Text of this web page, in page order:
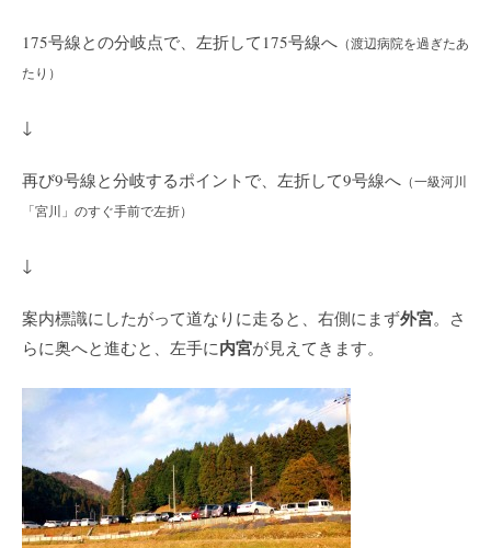
175号線との分岐点で、左折して175号線へ （渡辺病院を過ぎたあ
たり）
↓
再び9号線と分岐するポイントで、左折して9号線へ （一級河川
「宮川」のすぐ手前で左折）
↓
案内標識にしたがって道なりに走ると、右側にまず外宮。さ
らに奥へと進むと、左手に内宮が見えてきます。